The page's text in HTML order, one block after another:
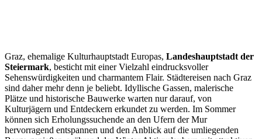
Graz, ehemalige Kulturhauptstadt Europas, Landeshauptstadt der
Steiermark, besticht mit einer Vielzahl eindrucksvoller
Sehenswürdigkeiten und charmantem Flair. Städtereisen nach Graz
sind daher mehr denn je beliebt. Idyllische Gassen, malerische
Plätze und historische Bauwerke warten nur darauf, von
Kulturjägern und Entdeckern erkundet zu werden. Im Sommer
können sich Erholungssuchende an den Ufern der Mur
hervorragend entspannen und den Anblick auf die umliegenden